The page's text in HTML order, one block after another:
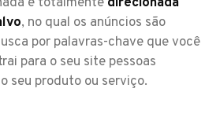
, no qual os anúncios são
por palavras-chave que você
para o seu site pessoas
seu produto ou serviço.